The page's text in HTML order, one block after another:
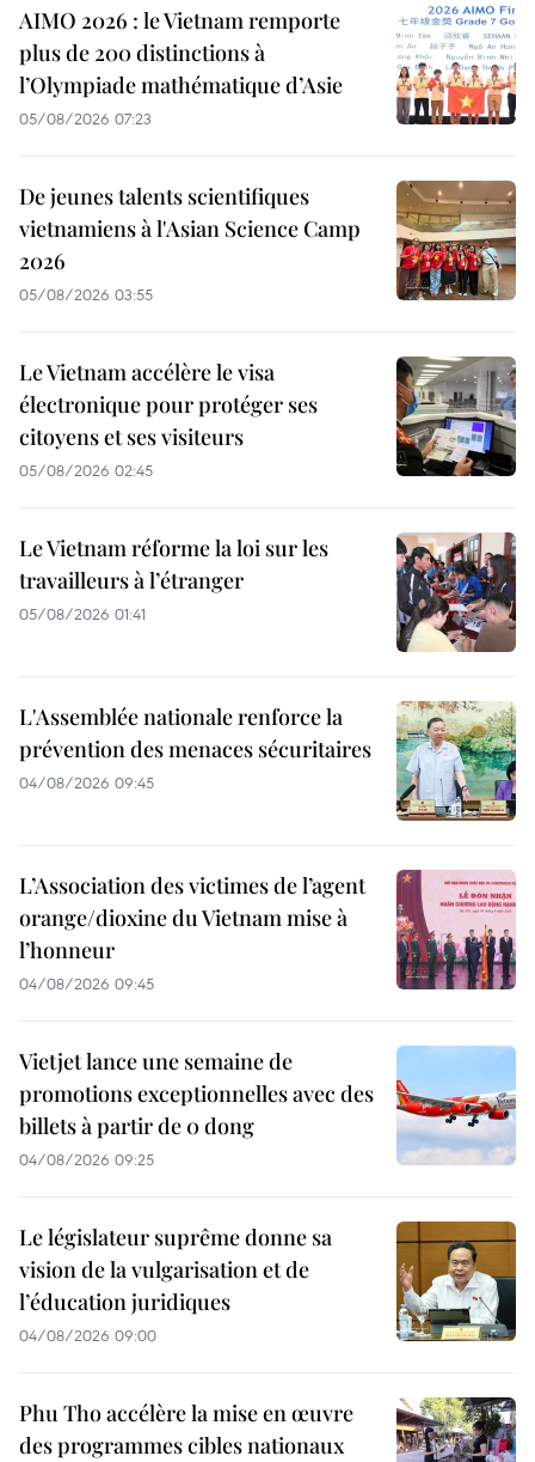
AIMO 2026 : le Vietnam remporte
plus de 200 distinctions à
l’Olympiade mathématique d’Asie
05/08/2026 07:23
De jeunes talents scientifiques
vietnamiens à l'Asian Science Camp
2026
05/08/2026 03:55
Le Vietnam accélère le visa
électronique pour protéger ses
citoyens et ses visiteurs
05/08/2026 02:45
Le Vietnam réforme la loi sur les
travailleurs à l’étranger
05/08/2026 01:41
L'Assemblée nationale renforce la
prévention des menaces sécuritaires
04/08/2026 09:45
L’Association des victimes de l’agent
orange/dioxine du Vietnam mise à
l’honneur
04/08/2026 09:45
Vietjet lance une semaine de
promotions exceptionnelles avec des
billets à partir de 0 dong
04/08/2026 09:25
Le législateur suprême donne sa
vision de la vulgarisation et de
l’éducation juridiques
04/08/2026 09:00
Phu Tho accélère la mise en œuvre
des programmes cibles nationaux